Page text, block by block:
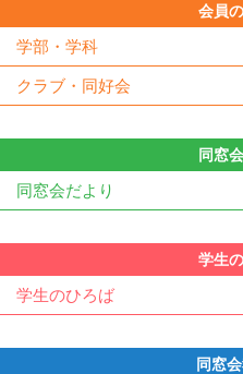
会員
学部・学科
クラブ・同好会
同窓
同窓会だより
学生
学生のひろば
同窓